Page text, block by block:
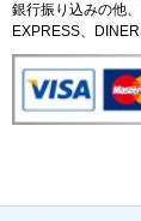
銀行振り込みの他
EXPRESS、